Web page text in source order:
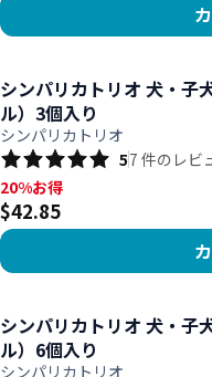
シンパリカトリオ 犬・子
ル）3個入り
シンパリカトリオ
57 件のレビ
20%お得, $42.85
20%お得
$42.85
シンパリカトリオ 犬・子
ル）6個入り
シンパリカトリオ